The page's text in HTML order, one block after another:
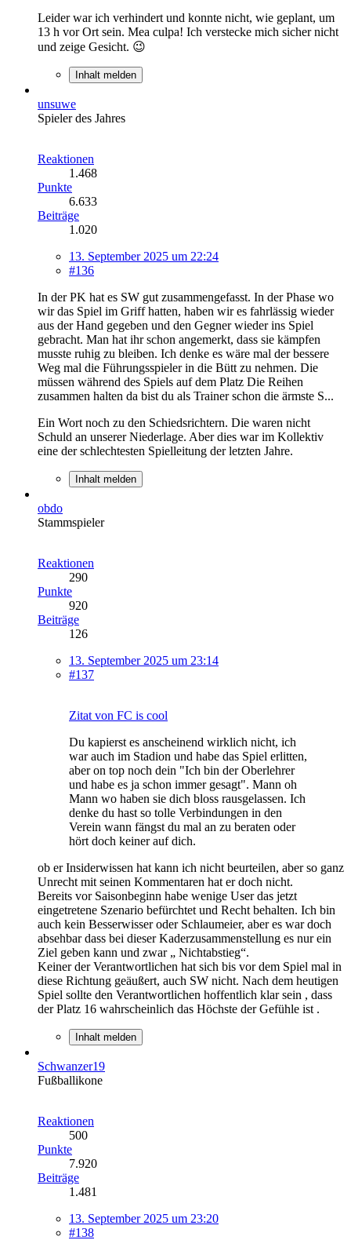
Leider war ich verhindert und konnte nicht, wie geplant, um
13 h vor Ort sein. Mea culpa! Ich verstecke mich sicher nicht
und zeige Gesicht. 😉
Inhalt melden
unsuwe
Spieler des Jahres
Reaktionen
1.468
Punkte
6.633
Beiträge
1.020
13. September 2025 um 22:24
#136
In der PK hat es SW gut zusammengefasst. In der Phase wo
wir das Spiel im Griff hatten, haben wir es fahrlässig wieder
aus der Hand gegeben und den Gegner wieder ins Spiel
gebracht. Man hat ihr schon angemerkt, dass sie kämpfen
musste ruhig zu bleiben. Ich denke es wäre mal der bessere
Weg mal die Führungsspieler in die Bütt zu nehmen. Die
müssen während des Spiels auf dem Platz Die Reihen
zusammen halten da bist du als Trainer schon die ärmste S...
Ein Wort noch zu den Schiedsrichtern. Die waren nicht
Schuld an unserer Niederlage. Aber dies war im Kollektiv
eine der schlechtesten Spielleitung der letzten Jahre.
Inhalt melden
obdo
Stammspieler
Reaktionen
290
Punkte
920
Beiträge
126
13. September 2025 um 23:14
#137
Zitat von FC is cool
Du kapierst es anscheinend wirklich nicht, ich
war auch im Stadion und habe das Spiel erlitten,
aber on top noch dein "Ich bin der Oberlehrer
und habe es ja schon immer gesagt". Mann oh
Mann wo haben sie dich bloss rausgelassen. Ich
denke du hast so tolle Verbindungen in den
Verein wann fängst du mal an zu beraten oder
hört doch keiner auf dich.
ob er Insiderwissen hat kann ich nicht beurteilen, aber so ganz
Unrecht mit seinen Kommentaren hat er doch nicht.
Bereits vor Saisonbeginn habe wenige User das jetzt
eingetretene Szenario befürchtet und Recht behalten. Ich bin
auch kein Besserwisser oder Schlaumeier, aber es war doch
absehbar dass bei dieser Kaderzusammenstellung es nur ein
Ziel geben kann und zwar „ Nichtabstieg“.
Keiner der Verantwortlichen hat sich bis vor dem Spiel mal in
diese Richtung geäußert, auch SW nicht. Nach dem heutigen
Spiel sollte den Verantwortlichen hoffentlich klar sein , dass
der Platz 16 wahrscheinlich das Höchste der Gefühle ist .
Inhalt melden
Schwanzer19
Fußballikone
Reaktionen
500
Punkte
7.920
Beiträge
1.481
13. September 2025 um 23:20
#138